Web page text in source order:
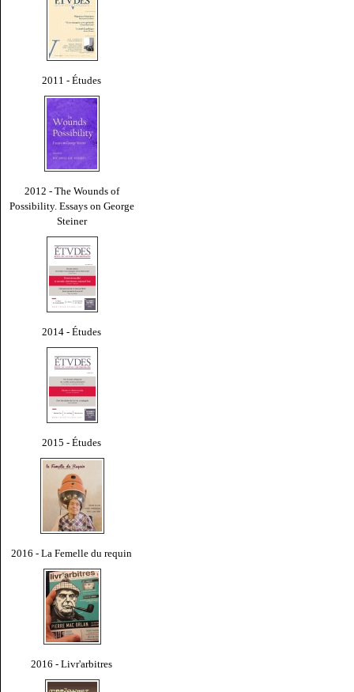
2011 - Études
2012 - The Wounds of
Possibility. Essays on George
Steiner
2014 - Études
2015 - Études
2016 - La Femelle du requin
2016 - Livr'arbitres